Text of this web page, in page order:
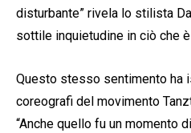
disturbante” rivela lo stilista
sottile inquietudine in ciò che
Questo stesso sentimento ha
coreografi del movimento
“Anche quello fu un momento